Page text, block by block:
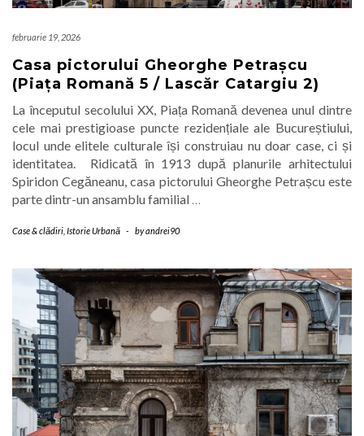
februarie 19, 2026
Casa pictorului Gheorghe Petrașcu
(Piața Romană 5 / Lascăr Catargiu 2)
La începutul secolului XX, Piața Romană devenea unul dintre
cele mai prestigioase puncte rezidențiale ale Bucureștiului,
locul unde elitele culturale își construiau nu doar case, ci și
identitatea. Ridicată în 1913 după planurile arhitectului
Spiridon Cegăneanu, casa pictorului Gheorghe Petrașcu este
parte dintr-un ansamblu familial …
Case & clădiri Istorie Urbană - byandrei90